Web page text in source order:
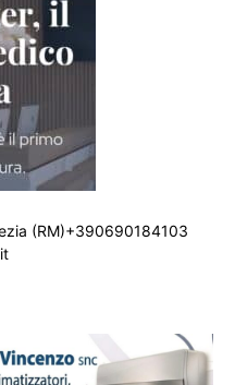
(RM)+390690184103